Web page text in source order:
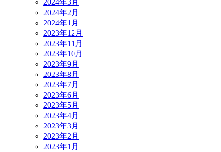
2024年3月
2024年2月
2024年1月
2023年12月
2023年11月
2023年10月
2023年9月
2023年8月
2023年7月
2023年6月
2023年5月
2023年4月
2023年3月
2023年2月
2023年1月